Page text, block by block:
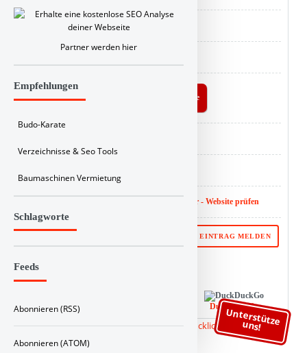
Unterstütze
uns!
Linkbuch>Gesundheit und Medizin
Buy Linkbuch a coffee
SEO Bericht nicht verfügbar - Website prüfen
⚑ PROBLEM MIT DIESEM EINTRAG MELDEN
Ihr Link von Linkbuch bei:
Google DuckDuckGo
Partner werden hier
Empfehlungen
Budo-Karate
Verzeichnisse & Seo Tools
Baumaschinen Vermietung
Schlagworte
Feeds
Abonnieren (RSS)
Abonnieren (ATOM)